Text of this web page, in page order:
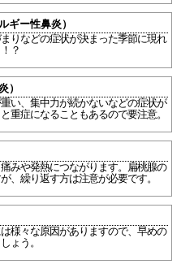
ギー性鼻炎）
りなどの症状が決まった季節に現れ
？
）
い、集中力が続かないなどの症状が
重症になることもあるので要注意。
みや発熱につながります。扁桃腺の
、繰り返す方は注意が必要です。
様々な原因がありますので、早めの
ょう。